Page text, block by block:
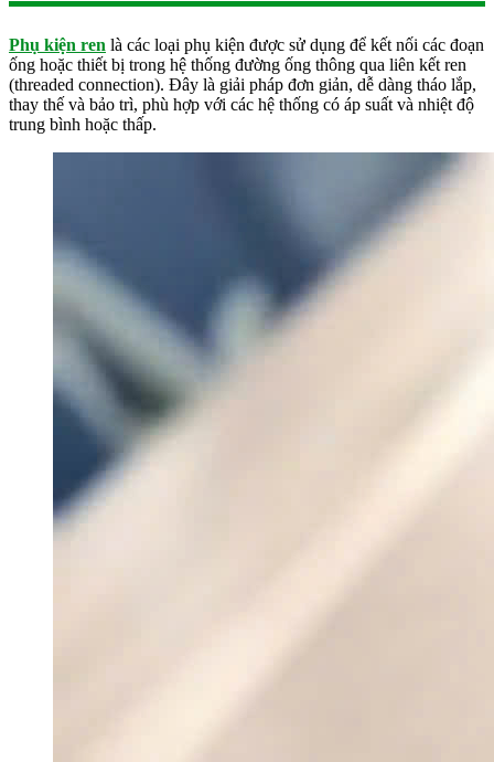
Phụ kiện ren là các loại phụ kiện được sử dụng để kết nối các đoạn
ống hoặc thiết bị trong hệ thống đường ống thông qua liên kết ren
(threaded connection). Đây là giải pháp đơn giản, dễ dàng tháo lắp,
thay thế và bảo trì, phù hợp với các hệ thống có áp suất và nhiệt độ
trung bình hoặc thấp.